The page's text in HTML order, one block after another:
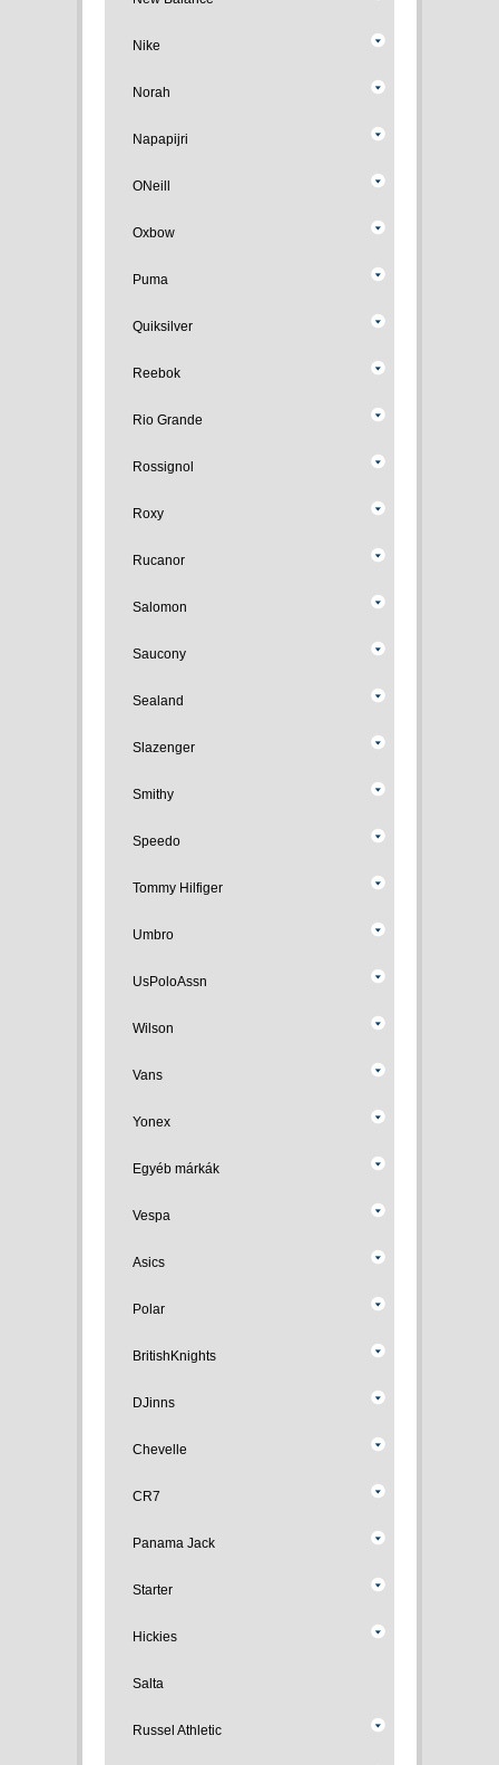
Nike
Norah
Napapijri
ONeill
Oxbow
Puma
Quiksilver
Reebok
Rio Grande
Rossignol
Roxy
Rucanor
Salomon
Saucony
Sealand
Slazenger
Smithy
Speedo
Tommy Hilfiger
Umbro
UsPoloAssn
Wilson
Vans
Yonex
Egyéb márkák
Vespa
Asics
Polar
BritishKnights
DJinns
Chevelle
CR7
Panama Jack
Starter
Hickies
Salta
Russel Athletic